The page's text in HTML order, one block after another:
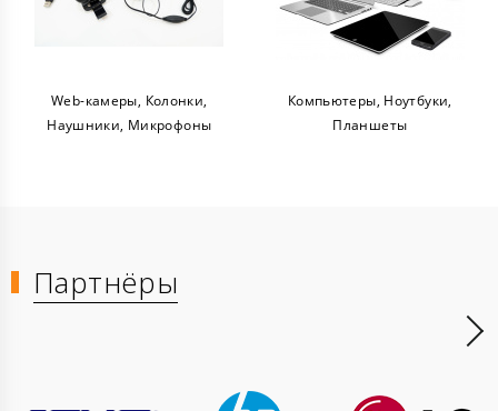
Web-камеры, Колонки,
Наушники, Микрофоны
Компьютеры, Ноутбуки,
Планшеты
Партнёры